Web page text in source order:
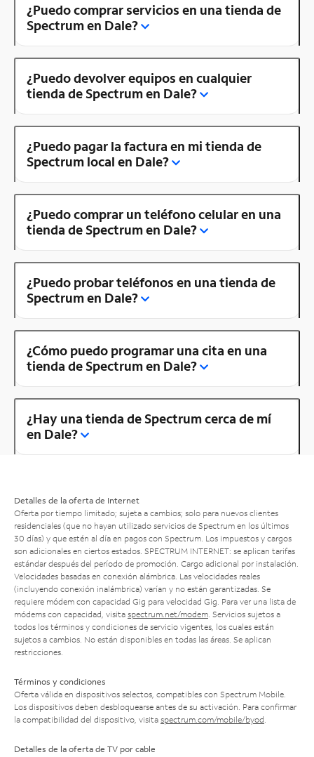
¿Puedo comprar servicios en una tienda de
Spectrum en Dale?
¿Puedo devolver equipos en cualquier
tienda de Spectrum en Dale?
¿Puedo pagar la factura en mi tienda de
Spectrum local en Dale?
¿Puedo comprar un teléfono celular en una
tienda de Spectrum en Dale?
¿Puedo probar teléfonos en una tienda de
Spectrum en Dale?
¿Cómo puedo programar una cita en una
tienda de Spectrum en Dale?
¿Hay una tienda de Spectrum cerca de mí
en Dale?
Detalles de la oferta de Internet
Oferta por tiempo limitado; sujeta a cambios; solo para nuevos clientes
residenciales (que no hayan utilizado servicios de Spectrum en los últimos
30 días) y que estén al día en pagos con Spectrum. Los impuestos y cargos
son adicionales en ciertos estados. SPECTRUM INTERNET: se aplican tarifas
estándar después del período de promoción. Cargo adicional por instalación.
Velocidades basadas en conexión alámbrica. Las velocidades reales
(incluyendo conexión inalámbrica) varían y no están garantizadas. Se
requiere módem con capacidad Gig para velocidad Gig. Para ver una lista de
módems con capacidad, visita spectrum.net/modem . Servicios sujetos a
todos los términos y condiciones de servicio vigentes, los cuales están
sujetos a cambios. No están disponibles en todas las áreas. Se aplican
restricciones.
Términos y condiciones
Oferta válida en dispositivos selectos, compatibles con Spectrum Mobile.
Los dispositivos deben desbloquearse antes de su activación. Para confirmar
la compatibilidad del dispositivo, visita spectrum.com/mobile/byod
Detalles de la oferta de TV por cable